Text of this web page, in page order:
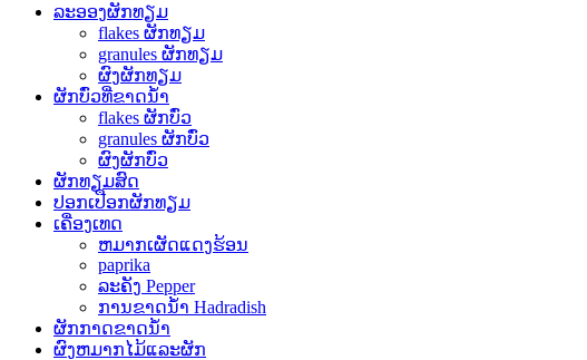
ລະອອງຜັກທຽມ
flakes ຜັກທຽມ
granules ຜັກທຽມ
ຜົງຜັກທຽມ
ຜັກບົ່ວທີ່ຂາດນ້ໍາ
flakes ຜັກບົ່ວ
granules ຜັກບົ່ວ
ຜົງຜັກບົ່ວ
ຜັກທຽມສົດ
ປອກເປືອກຜັກທຽມ
ເຄື່ອງເທດ
ຫມາກເຜັດແດງຮ້ອນ
paprika
ລະຄັງ Pepper
ການຂາດນ້ໍາ Hadradish
ຜັກກາດຂາດນ້ໍາ
ຜົງຫມາກໄມ້ແລະຜັກ